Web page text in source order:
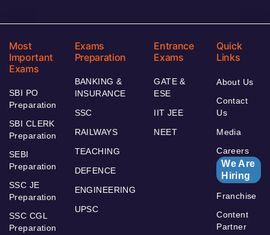
Most
Important
Exams
SBI PO
Preparation
SBI CLERK
Preparation
SEBI
Preparation
SSC JE
Preparation
SSC CGL
Preparation
Exams
Preparation
BANKING &
INSURANCE
SSC
RAILWAYS
TEACHING
DEFENCE
ENGINEERING
UPSC
Entrance
Exams
GATE &
ESE
IIT JEE
NEET
Quick
Links
About Us
Contact
Us
Media
Careers
We Are
Hiring
Franchise
Content
Partner